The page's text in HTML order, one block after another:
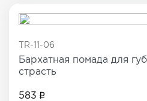
TR-11-06
Бархатная помада для
страсть
583